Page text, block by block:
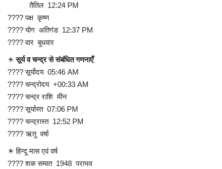
तैतिल 12:24 PM
???? पक्ष कृष्ण
???? योग अतिगंड 12:37 PM
???? वार बुधवार
☀सूर्य व चन्द्र से संबंधित गणनाएँ
???? सूर्योदय 05:46 AM
???? चन्द्रोदय +00:33 AM
???? चन्द्र राशि मीन
???? सूर्यास्त 07:06 PM
???? चन्द्रास्त 12:52 PM
???? ऋतु वर्षा
☀ हिन्दू मास एवं वर्ष
???? शक सम्वत 1948 पराभव